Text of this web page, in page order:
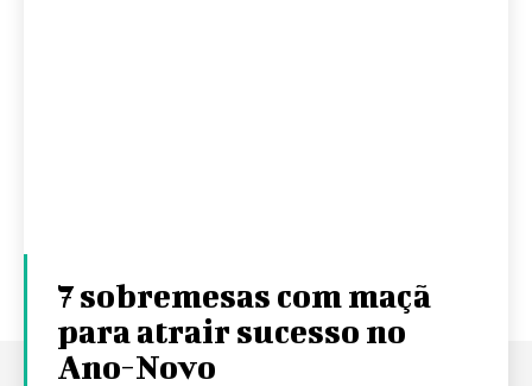
7 sobremesas com maçã
para atrair sucesso no
Ano-Novo